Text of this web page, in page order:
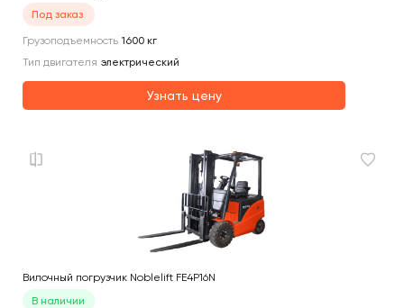
Под заказ
Грузоподъемность 1600 кг
Тип двигателя электрический
Узнать цену
Вилочный погрузчик Noblelift FE4P16N
В наличии